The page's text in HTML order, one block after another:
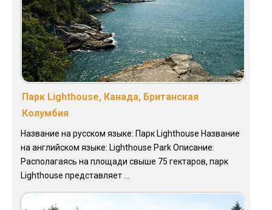
Парк Lighthouse, Канада, Британская
Колумбия
Название на русском языке: Парк Lighthouse Название
на английском языке: Lighthouse Park Описание:
Располагаясь на площади свыше 75 гектаров, парк
Lighthouse представляет ...